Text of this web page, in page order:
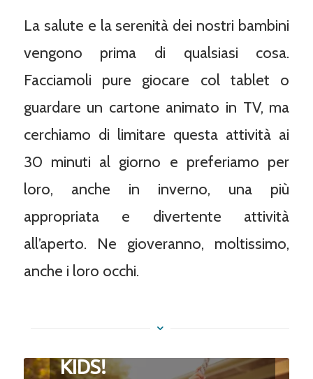
La salute e la serenità dei nostri bambini
vengono prima di qualsiasi cosa.
Facciamoli pure giocare col tablet o
guardare un cartone animato in TV, ma
cerchiamo di limitare questa attività ai
30 minuti al giorno e preferiamo per
loro, anche in inverno, una più
appropriata e divertente attività
all’aperto. Ne gioveranno, moltissimo,
anche i loro occhi.
KIDS!